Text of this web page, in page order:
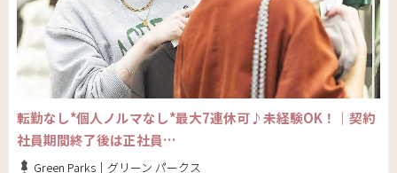
転勤なし*個人ノルマなし*最大7連休可♪未経験OK！｜契約
社員期間終了後は正社員…
Green Parks｜グリーン パークス